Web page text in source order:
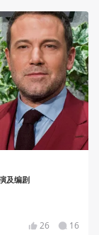
及编剧
26 16